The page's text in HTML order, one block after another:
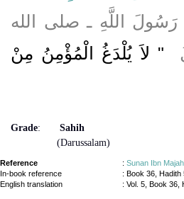
رَسُولَ اللَّهِ ـ صلى الله
"‏ لاَ يُلْدَغُ الْمُؤْمِنُ مِنْ
Grade:
Sahih
(Darussalam)
Reference : Sunan Ibn
In-book reference
: Book 36, Hadith
English translation
: Vol. 5, Book 36,